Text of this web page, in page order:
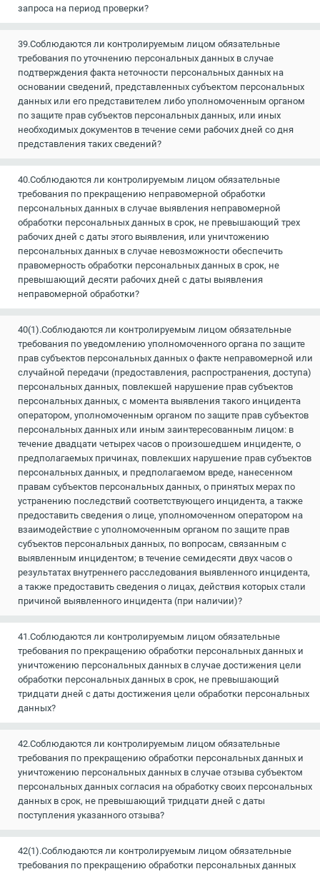
запроса на период проверки?
39.Соблюдаются ли контролируемым лицом обязательные
требования по уточнению персональных данных в случае
подтверждения факта неточности персональных данных на
основании сведений, представленных субъектом персональных
данных или его представителем либо уполномоченным органом
по защите прав субъектов персональных данных, или иных
необходимых документов в течение семи рабочих дней со дня
представления таких сведений?
40.Соблюдаются ли контролируемым лицом обязательные
требования по прекращению неправомерной обработки
персональных данных в случае выявления неправомерной
обработки персональных данных в срок, не превышающий трех
рабочих дней с даты этого выявления, или уничтожению
персональных данных в случае невозможности обеспечить
правомерность обработки персональных данных в срок, не
превышающий десяти рабочих дней с даты выявления
неправомерной обработки?
40(1).Соблюдаются ли контролируемым лицом обязательные
требования по уведомлению уполномоченного органа по защите
прав субъектов персональных данных о факте неправомерной или
случайной передачи (предоставления, распространения, доступа)
персональных данных, повлекшей нарушение прав субъектов
персональных данных, с момента выявления такого инцидента
оператором, уполномоченным органом по защите прав субъектов
персональных данных или иным заинтересованным лицом: в
течение двадцати четырех часов о произошедшем инциденте, о
предполагаемых причинах, повлекших нарушение прав субъектов
персональных данных, и предполагаемом вреде, нанесенном
правам субъектов персональных данных, о принятых мерах по
устранению последствий соответствующего инцидента, а также
предоставить сведения о лице, уполномоченном оператором на
взаимодействие с уполномоченным органом по защите прав
субъектов персональных данных, по вопросам, связанным с
выявленным инцидентом; в течение семидесяти двух часов о
результатах внутреннего расследования выявленного инцидента,
а также предоставить сведения о лицах, действия которых стали
причиной выявленного инцидента (при наличии)?
41.Соблюдаются ли контролируемым лицом обязательные
требования по прекращению обработки персональных данных и
уничтожению персональных данных в случае достижения цели
обработки персональных данных в срок, не превышающий
тридцати дней с даты достижения цели обработки персональных
данных?
42.Соблюдаются ли контролируемым лицом обязательные
требования по прекращению обработки персональных данных и
уничтожению персональных данных в случае отзыва субъектом
персональных данных согласия на обработку своих персональных
данных в срок, не превышающий тридцати дней с даты
поступления указанного отзыва?
42(1).Соблюдаются ли контролируемым лицом обязательные
требования по прекращению обработки персональных данных